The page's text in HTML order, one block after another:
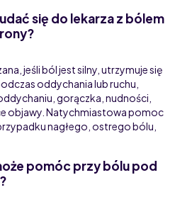
się do lekarza z bólem
jeśli ból jest silny, utrzymuje się
oddychania lub ruchu,
gorączka, nudności,
objawy. Natychmiastowa pomoc
nagłego, ostrego bólu,
pomóc przy bólu pod